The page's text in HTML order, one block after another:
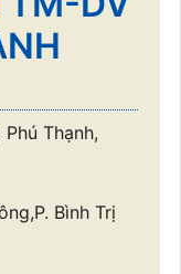
Thạnh,
Bình Trị